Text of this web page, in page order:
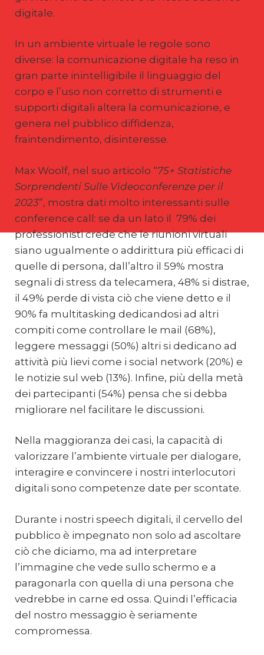
digitale.
In un ambiente virtuale le regole sono
diverse: la comunicazione digitale ha reso in
gran parte inintelligibile il linguaggio del
corpo e l’uso non corretto di strumenti e
supporti digitali altera la comunicazione, e
genera nel pubblico diffidenza,
fraintendimento, disinteresse.
Max Woolf, nel suo articolo “75+ Statistiche
Sorprendenti Sulle Videoconferenze per il
2023”, mostra dati molto interessanti sulle
conference call: se da un lato il 79% dei
professionisti crede che le riunioni virtuali
siano ugualmente o addirittura più efficaci di
quelle di persona, dall’altro il 59% mostra
segnali di stress da telecamera, 48% si distrae,
il 49% perde di vista ciò che viene detto e il
90% fa multitasking dedicandosi ad altri
compiti come controllare le mail (68%),
leggere messaggi (50%) altri si dedicano ad
attività più lievi come i social network (20%) e
le notizie sul web (13%). Infine, più della metà
dei partecipanti (54%) pensa che si debba
migliorare nel facilitare le discussioni.
Nella maggioranza dei casi, la capacità di
valorizzare l’ambiente virtuale per dialogare,
interagire e convincere i nostri interlocutori
digitali sono competenze date per scontate.
Durante i nostri speech digitali, il cervello del
pubblico è impegnato non solo ad ascoltare
ciò che diciamo, ma ad interpretare
l’immagine che vede sullo schermo e a
paragonarla con quella di una persona che
vedrebbe in carne ed ossa. Quindi l’efficacia
del nostro messaggio è seriamente
compromessa.